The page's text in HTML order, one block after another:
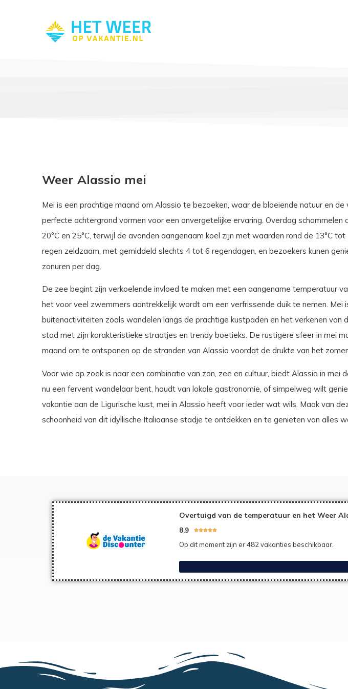
Weer Alassio mei
Mei is een prachtige maand om Alassio te bezoeken, waar de bloeiende natuur en
perfecte achtergrond vormen voor een onvergetelijke ervaring. Overdag schommelen
20°C en 25°C, terwijl de avonden aangenaam koel zijn met waarden rond de 13°C tot
regen zeldzaam, met gemiddeld slechts 4 tot 6 regendagen, en bezoekers kunen
zonuren per dag.
De zee begint zijn verkoelende invloed te maken met een aangename temperatuur
het voor veel zwemmers aantrekkelijk wordt om een verfrissende duik te nemen. Mei
buitenactiviteiten zoals wandelen langs de prachtige kustpaden en het verkenen van
stad met zijn karakteristieke straatjes en trendy boetieks. De rustigere sfeer in mei
maand om te ontspanen op de stranden van Alassio voordat de drukte van het
Voor wie op zoek is naar een combinatie van zon, zee en cultuur, biedt Alassio in mei
nu een fervent wandelaar bent, houdt van lokale gastronomie, of simpelweg wilt
vakantie aan de Ligurische kust, mei in Alassio heeft voor ieder wat wils. Maak van
schoonheid van dit idyllische Italiaanse stadje te ontdekken en te genieten van alles
Overtuigd van de temperatuur en het Weer
8,9 
Op dit moment zijn er 482 vakanties beschikbaar.